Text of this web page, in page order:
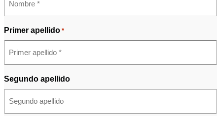
Primer apellido *
Segundo apellido